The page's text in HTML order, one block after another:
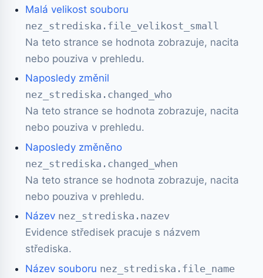
Malá velikost souboru
nez_strediska.file_velikost_small
Na teto strance se hodnota zobrazuje, nacita
nebo pouziva v prehledu.
Naposledy změnil
nez_strediska.changed_who
Na teto strance se hodnota zobrazuje, nacita
nebo pouziva v prehledu.
Naposledy změněno
nez_strediska.changed_when
Na teto strance se hodnota zobrazuje, nacita
nebo pouziva v prehledu.
Název nez_strediska.nazev
Evidence středisek pracuje s názvem
střediska.
Název souboru nez_strediska.file_name